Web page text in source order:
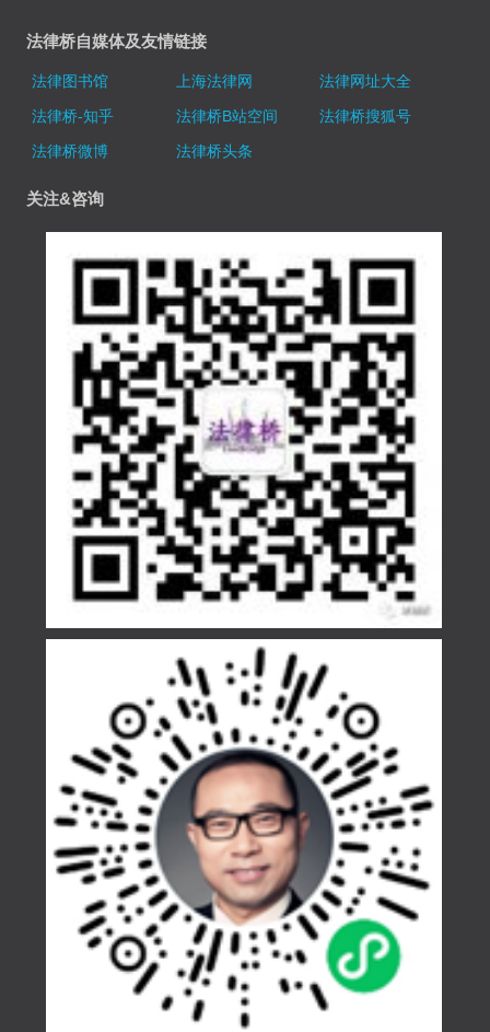
法律桥自媒体及友情链接
法律图书馆 上海法律网
法律网址大全
法律桥-知乎
法律桥B站空间
法律桥搜狐号
法律桥微博
法律桥头条
关注&咨询